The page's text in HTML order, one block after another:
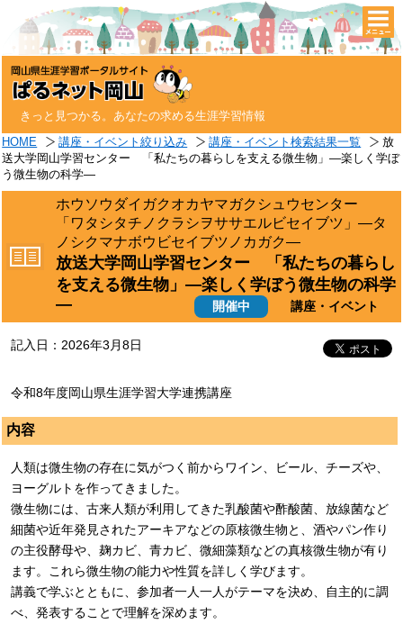
きっと見つかる。あなたの求める生涯学習情報
HOME 講座・イベント絞り込み 講座・イベント検索結果一覧
放
送大学岡山学習センター 「私たちの暮らしを支える微生物」―楽しく学ぼ
う微生物の科学―
ホウソウダイガクオカヤマガクシュウセンター
「ワタシタチノクラシヲササエルビセイブツ」―タ
ノシクマナボウビセイブツノカガク―
放送大学岡山学習センター 「私たちの暮らし
を支える微生物」―楽しく学ぼう微生物の科学
―
開催中 講座・イベント
記入日：2026年3月8日
令和8年度岡山県生涯学習大学連携講座
内容
人類は微生物の存在に気がつく前からワイン、ビール、チーズや、
ヨーグルトを作ってきました。
微生物には、古来人類が利用してきた乳酸菌や酢酸菌、放線菌など
細菌や近年発見されたアーキアなどの原核微生物と、酒やパン作り
の主役酵母や、麹カビ、青カビ、微細藻類などの真核微生物が有り
ます。これら微生物の能力や性質を詳しく学びます。
講義で学ぶとともに、参加者一人一人がテーマを決め、自主的に調
べ、発表することで理解を深めます。